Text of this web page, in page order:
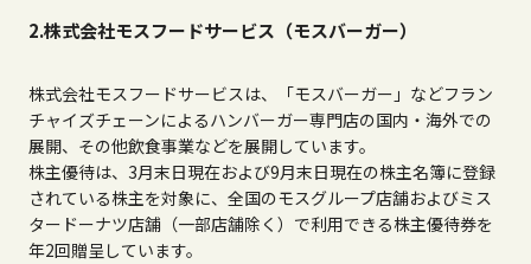
2.株式会社モスフードサービス（モスバーガー）
株式会社モスフードサービスは、「モスバーガー」などフラン
チャイズチェーンによるハンバーガー専門店の国内・海外での
展開、その他飲食事業などを展開しています。
株主優待は、3月末日現在および9月末日現在の株主名簿に登録
されている株主を対象に、全国のモスグループ店舗およびミス
タードーナツ店舗（一部店舗除く）で利用できる株主優待券を
年2回贈呈しています。